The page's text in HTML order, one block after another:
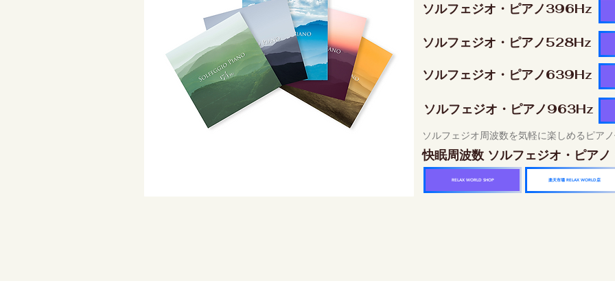
ソルフェジオ・ピアノ396Hz
ソルフェジオ・ピアノ528Hz
ソルフェジオ・ピアノ639Hz
ソルフェジオ・ピアノ963Hz
ソルフェジオ周波数を気軽に楽しめるピア
快眠周波数 ソルフェジオ・ピア
RELAX WORLD SHOP 楽天市場 RELAX WORLD店